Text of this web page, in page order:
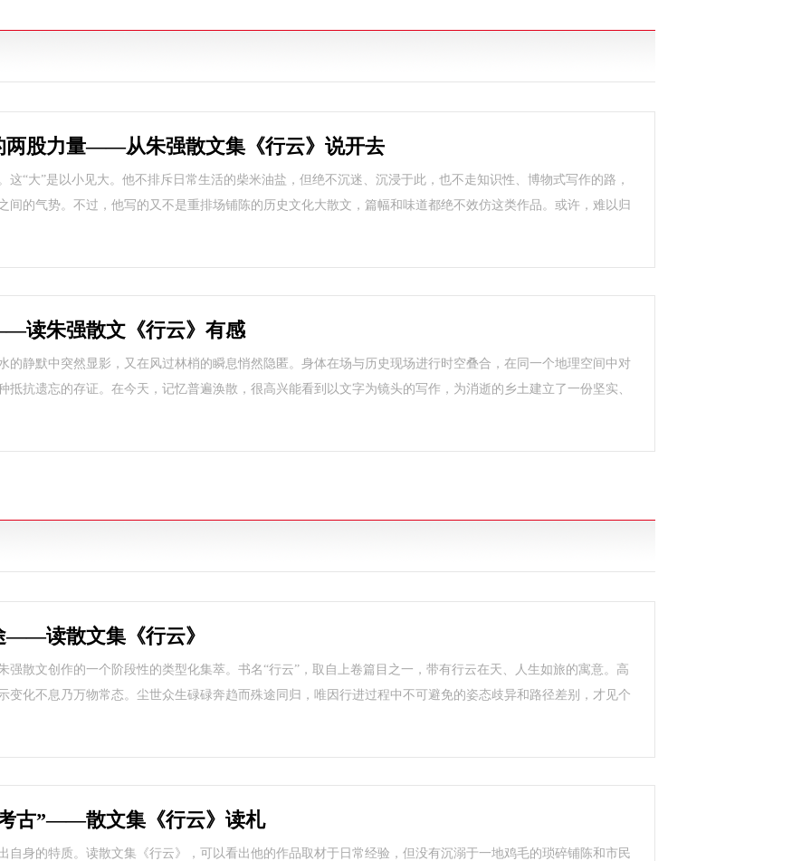
两股力量——从朱强散文集《行云》说开去
“大”是以小见大。他不排斥日常生活的柴米油盐，但绝不沉迷、沉浸于此，也不走知识性、博物式写作的路，
间的气势。不过，他写的又不是重排场铺陈的历史文化大散文，篇幅和味道都绝不效仿这类作品。或许，难以归
读朱强散文《行云》有感
的静默中突然显影，又在风过林梢的瞬息悄然隐匿。身体在场与历史现场进行时空叠合，在同一个地理空间中对
抵抗遗忘的存证。在今天，记忆普遍涣散，很高兴能看到以文字为镜头的写作，为消逝的乡土建立了一份坚实、
——读散文集《行云》
强散文创作的一个阶段性的类型化集萃。书名“行云”，取自上卷篇目之一，带有行云在天、人生如旅的寓意。高
变化不息乃万物常态。尘世众生碌碌奔趋而殊途同归，唯因行进过程中不可避免的姿态歧异和路径差别，才见个
古”——散文集《行云》读札
自身的特质。读散文集《行云》，可以看出他的作品取材于日常经验，但没有沉溺于一地鸡毛的琐碎铺陈和市民